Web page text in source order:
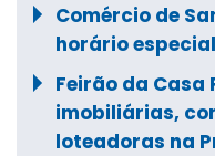
Comércio de
horário
Feirão da Casa
imobiliárias,
loteadoras na